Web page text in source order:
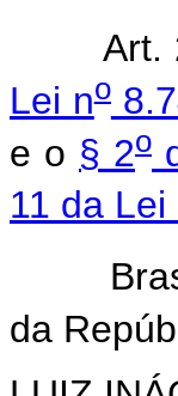
Art.
Lei no
e o § 2o
11 da Lei
da